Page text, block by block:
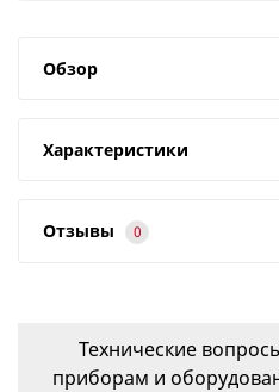
Обзор
Характеристики
Отзывы 0
Технические
приборам и